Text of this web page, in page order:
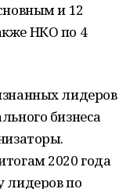
и 12
НКО по 4
лидеров
бизнеса
2020 года
лидеров по